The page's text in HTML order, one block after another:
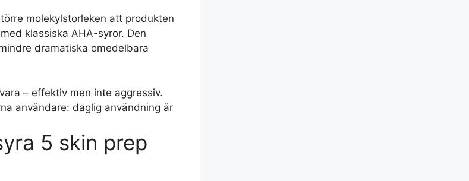
molekylstorleken att produkten
klassiska AHA-syror. Den
dramatiska omedelbara
– effektiv men inte aggressiv.
användare: daglig användning är
5 skin prep